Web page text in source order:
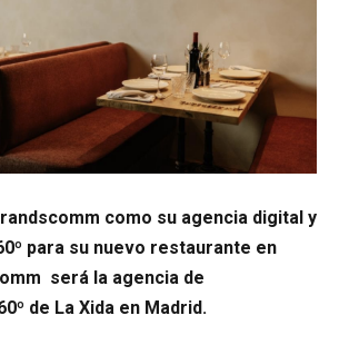
como su agencia digital y
para su nuevo restaurante en
será la agencia de
de La Xida en Madrid.